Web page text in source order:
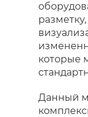
которые
Данный